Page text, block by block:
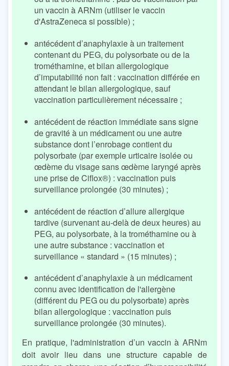
un vaccin à ARNm (utiliser le vaccin
d'AstraZeneca si possible) ;
antécédent d’anaphylaxie à un traitement
contenant du PEG, du polysorbate ou de la
trométhamine, et bilan allergologique
d’imputabilité non fait : vaccination différée en
attendant le bilan allergologique, sauf
vaccination particulièrement nécessaire ;
antécédent de réaction immédiate sans signe
de gravité à un médicament ou une autre
substance dont l’enrobage contient du
polysorbate (par exemple urticaire isolée ou
œdème du visage sans œdème laryngé après
une prise de Ciflox®) : vaccination puis
surveillance prolongée (30 minutes) ;
antécédent de réaction d’allure allergique
tardive (survenant au-delà de deux heures) au
PEG, au polysorbate, à la trométhamine ou à
une autre substance : vaccination et
surveillance « standard » (15 minutes) ;
antécédent d’anaphylaxie à un médicament
connu avec identification de l'allergène
(différent du PEG ou du polysorbate) après
bilan allergologique : vaccination puis
surveillance prolongée (30 minutes).
En pratique, l'administration d’un vaccin à ARNm
doit avoir lieu dans une structure capable de